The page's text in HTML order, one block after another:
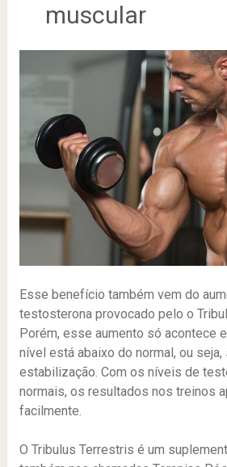
muscular
Esse benefício também vem do
testosterona provocado pelo o
Porém, esse aumento só acontece
nível está abaixo do normal, ou seja,
estabilização. Com os níveis de
normais, os resultados nos treinos
facilmente.
O Tribulus Terrestris é um